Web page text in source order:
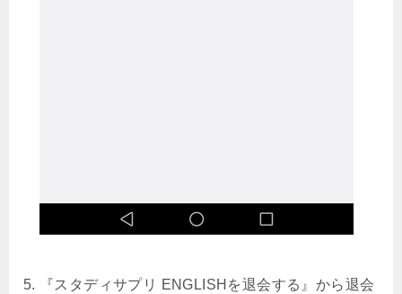
『スタディサプリ ENGLISHを退会する』から退会